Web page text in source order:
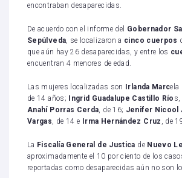
encontraban desaparecidas.
De acuerdo con el informe del Gobernador
Sepúlveda, se localizaron a cinco cuerpos
que aún hay 26 desaparecidas, y entre los
encuentran 4 menores de edad.
Las mujeres localizadas son Irlanda Marcela
de 14 años; Ingrid Guadalupe Castillo Río s,
Anahí Porras Cerda, de 16; Jenifer Nicool
Vargas, de 14 e Irma Hernández Cruz , de
La Fiscalía General de Justica de Nuevo
aproximadamente el 10 por ciento de los
reportadas como desaparecidas aún no son